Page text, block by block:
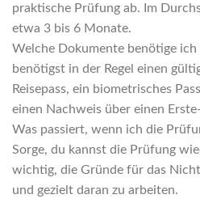
praktische Prüfung ab. Im
etwa 3 bis 6 Monate.
Welche Dokumente benötige
benötigst in der Regel einen
Reisepass, ein biometrisches
einen Nachweis über einen
Was passiert, wenn ich die
Sorge, du kannst die Prüfung
wichtig, die Gründe für das
und gezielt daran zu arbeiten.